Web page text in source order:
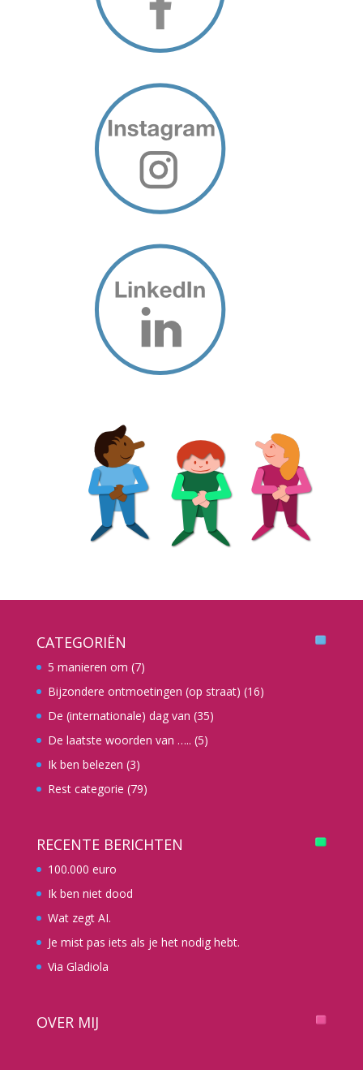
CATEGORIËN
5 manieren om (7)
Bijzondere ontmoetingen (op straat) (16)
De (internationale) dag van (35)
De laatste woorden van ….. (5)
Ik ben belezen (3)
Rest categorie (79)
RECENTE BERICHTEN
100.000 euro
Ik ben niet dood
Wat zegt AI.
Je mist pas iets als je het nodig hebt.
Via Gladiola
OVER MIJ